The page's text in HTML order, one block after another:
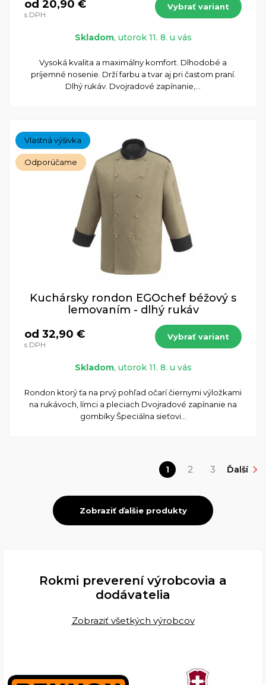
od 20,90 €
s DPH
Vybrať variant
Skladom, utorok 11. 8. u vás
Vysoká kvalita a maximálny komfort. Dlhodobé a
príjemné nosenie. Drží farbu a tvar aj pri častom praní.
Dlhý rukáv. Dvojradové zapínanie,...
Vlastná výšivka
Odporúčame
Kuchársky rondon EGOchef béžový s
lemovaním - dlhý rukáv
od 32,90 €
s DPH
Vybrať variant
Skladom, utorok 11. 8. u vás
Rondon ktorý ťa na prvý pohľad očarí čiernymi výložkami
na rukávoch, límci a pleciach Dvojradové zapínanie na
gombíky Špeciálna sieťovi...
1 2 3 Ďalší
Zobraziť ďalšie produkty
Rokmi preverení výrobcovia a
dodávatelia
Zobraziť všetkých výrobcov